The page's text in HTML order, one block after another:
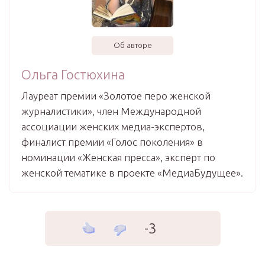
Об авторе
Ольга Гостюхина
Лауреат премии «Золотое перо женской
журналистики», член Международной
ассоциации женских медиа-экспертов,
финалист премии «Голос поколения» в
номинации «Женская пресса», эксперт по
женской тематике в проекте «МедиаБудущее».
-3